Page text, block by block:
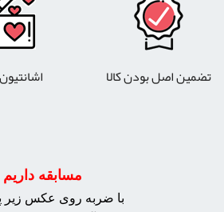
تضمین اصل بودن کالا
مسابقه داریم
با ضربه روی عکس زیر